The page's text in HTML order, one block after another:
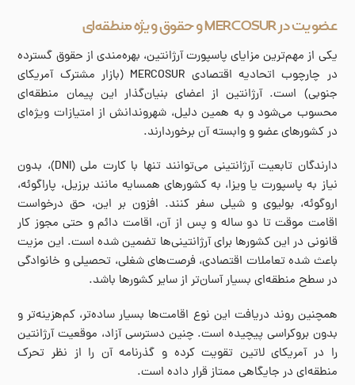
عضویت در MERCOSUR و حقوق ویژه منطقه‌ای
یکی از مهم‌ترین مزایای پاسپورت آرژانتین، بهره‌مندی از حقوق گسترده
در چارچوب اتحادیه اقتصادی MERCOSUR (بازار مشترک آمریکای
جنوبی) است. آرژانتین از اعضای بنیان‌گذار این پیمان منطقه‌ای
محسوب می‌شود و به همین دلیل، شهروندانش از امتیازات ویژه‌ای
در کشورهای عضو و وابسته آن برخوردارند.
دارندگان تابعیت آرژانتینی می‌توانند تنها با کارت ملی (DNI)، بدون
نیاز به پاسپورت یا ویزا، به کشورهای همسایه مانند برزیل، پاراگوئه،
اروگوئه، بولیوی و شیلی سفر کنند. افزون بر این، حق درخواست
اقامت موقت تا دو ساله و پس از آن، اقامت دائم و حتی مجوز کار
قانونی در این کشورها برای آرژانتینی‌ها تضمین شده است. این مزیت
باعث شده تعاملات اقتصادی، فرصت‌های شغلی، تحصیلی و خانوادگی
در سطح منطقه‌ای بسیار آسان‌تر از سایر کشورها باشد.
همچنین روند دریافت این نوع اقامت‌ها بسیار ساده‌تر، کم‌هزینه‌تر و
بدون بروکراسی پیچیده است. چنین دسترسی آزاد، موقعیت آرژانتین
را در آمریکای لاتین تقویت کرده و گذرنامه آن را از نظر تحرک
منطقه‌ای در جایگاهی ممتاز قرار داده است.